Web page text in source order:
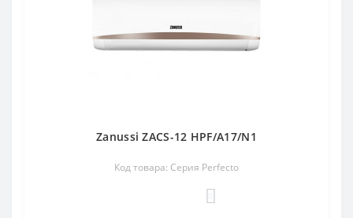
Zanussi ZACS-12 HPF/A17/N1
Код товара: Серия Perfecto